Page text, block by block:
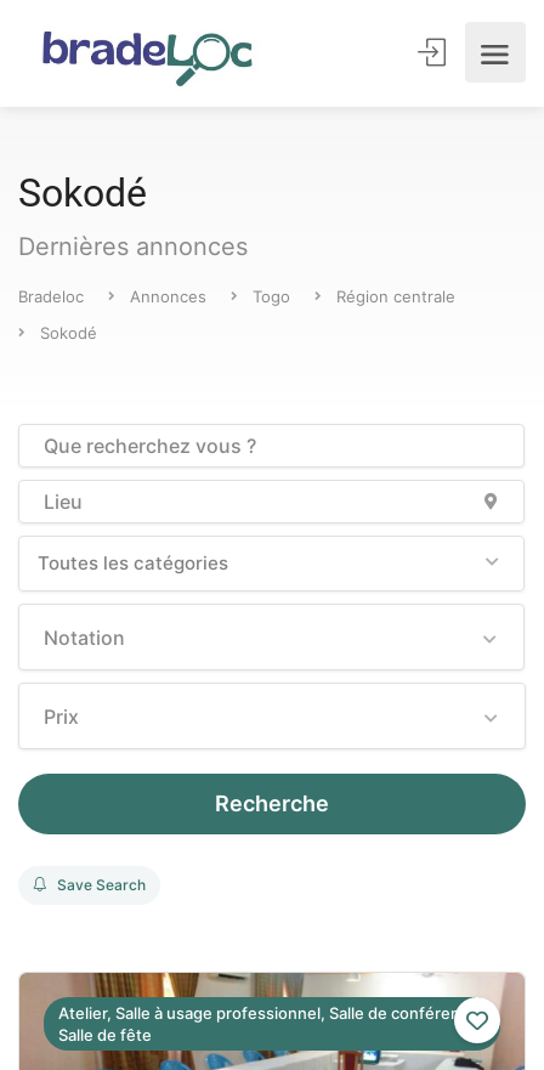
Sokodé
Dernières annonces
Bradeloc Annonces Togo
Région centrale
Sokodé
Toutes les catégories
Notation
Prix
Recherche
Save Search
Atelier, Salle à usage professionnel, Salle de conférence,
Salle de fête